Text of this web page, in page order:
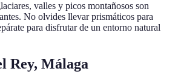
valles y picos montañosos son
No olvides llevar prismáticos para
para disfrutar de un entorno natural
Rey, Málaga